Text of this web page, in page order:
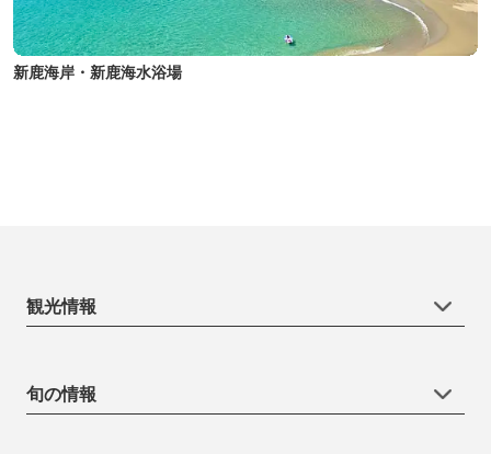
新鹿海岸・新鹿海水浴場
観光情報
旬の情報